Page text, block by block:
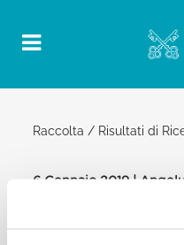
Raccolta / Risultati di
6 Gennaio 2019 |